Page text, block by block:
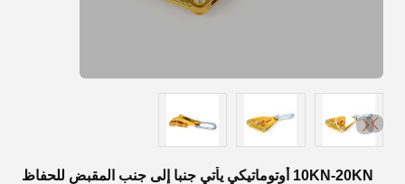
10KN-20KN أوتوماتيكي يأتي جنبا إلى جنب المقبض للحفاظ